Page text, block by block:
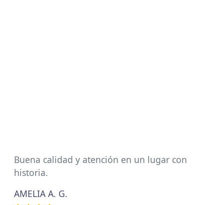
Buena calidad y atención en un lugar con
historia.
AMELIA A. G.